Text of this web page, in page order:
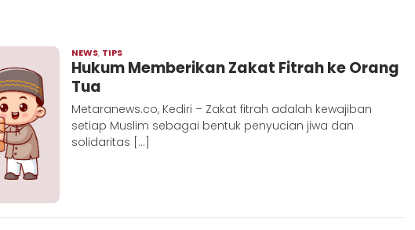
NEWS, TIPS
Metaranews
Hukum Memberikan Zakat Fitrah ke Orang
Tua
Metaranews.co, Kediri – Zakat fitrah adalah kewajiban
setiap Muslim sebagai bentuk penyucian jiwa dan
solidaritas […]